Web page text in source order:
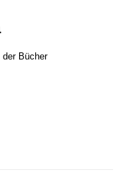
Bücher